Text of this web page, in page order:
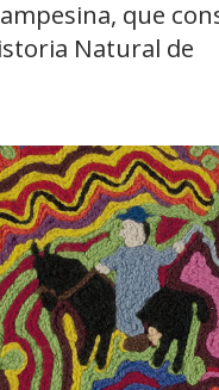
que
Natural de